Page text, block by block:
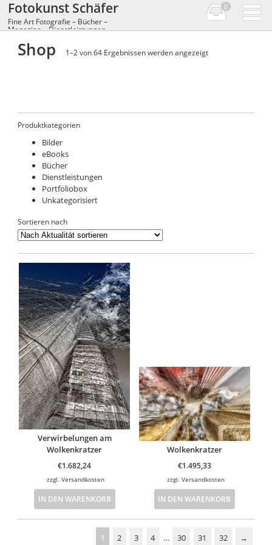
Fotokunst Schäfer
Fine Art Fotografie – Bücher –
Magazine – Dienstleistungen
0
Shop 1–2 von 64 Ergebnissen werden angezeigtNach
Produktkategorien
Bilder
eBooks
Bücher
Dienstleistungen
Portfoliobox
Unkategorisiert
Sortieren nach
Verwirbelungen am
Wolkenkratzer
€1.682,24
zzgl.Versandkosten
IN DEN WARENKORB
Wolkenkratzer
€1.495,33
zzgl. Versandkosten
IN DEN WARENKORB
1 2 3 4 … 30 31 32 →